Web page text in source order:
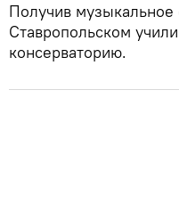
Получив музыкальное
Ставропольском
консерваторию.